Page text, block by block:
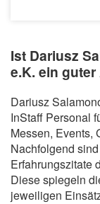
Ist Dariusz
e.K. ein
Dariusz
InStaff Personal
Messen, Events,
Nachfolgend
Erfahrungszitate
Diese spiegeln
jeweiligen